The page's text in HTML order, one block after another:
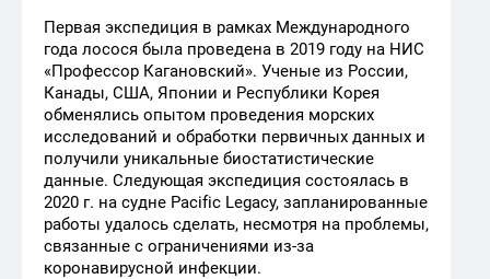
Первая экспедиция в рамках Международного
года лосося была проведена в 2019 году на НИС
«Профессор Кагановский». Ученые из России,
Канады, США, Японии и Республики Корея
обменялись опытом проведения морских
исследований и обработки первичных данных и
получили уникальные биостатистические
данные. Следующая экспедиция состоялась в
2020 г. на судне Pacific Legacy, запланированные
работы удалось сделать, несмотря на проблемы,
связанные с ограничениями из-за
коронавирусной инфекции.